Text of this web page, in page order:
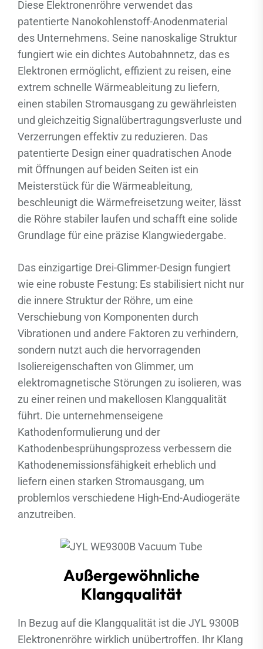
Diese Elektronenröhre verwendet das
patentierte Nanokohlenstoff-Anodenmaterial
des Unternehmens. Seine nanoskalige Struktur
fungiert wie ein dichtes Autobahnnetz, das es
Elektronen ermöglicht, effizient zu reisen, eine
extrem schnelle Wärmeableitung zu liefern,
einen stabilen Stromausgang zu gewährleisten
und gleichzeitig Signalübertragungsverluste und
Verzerrungen effektiv zu reduzieren. Das
patentierte Design einer quadratischen Anode
mit Öffnungen auf beiden Seiten ist ein
Meisterstück für die Wärmeableitung,
beschleunigt die Wärmefreisetzung weiter, lässt
die Röhre stabiler laufen und schafft eine solide
Grundlage für eine präzise Klangwiedergabe.
Das einzigartige Drei-Glimmer-Design fungiert
wie eine robuste Festung: Es stabilisiert nicht nur
die innere Struktur der Röhre, um eine
Verschiebung von Komponenten durch
Vibrationen und andere Faktoren zu verhindern,
sondern nutzt auch die hervorragenden
Isoliereigenschaften von Glimmer, um
elektromagnetische Störungen zu isolieren, was
zu einer reinen und makellosen Klangqualität
führt. Die unternehmenseigene
Kathodenformulierung und der
Kathodenbesprühungsprozess verbessern die
Kathodenemissionsfähigkeit erheblich und
liefern einen starken Stromausgang, um
problemlos verschiedene High-End-Audiogeräte
anzutreiben.
Außergewöhnliche
Klangqualität
In Bezug auf die Klangqualität ist die JYL 9300B
Elektronenröhre wirklich unübertroffen. Ihr Klang